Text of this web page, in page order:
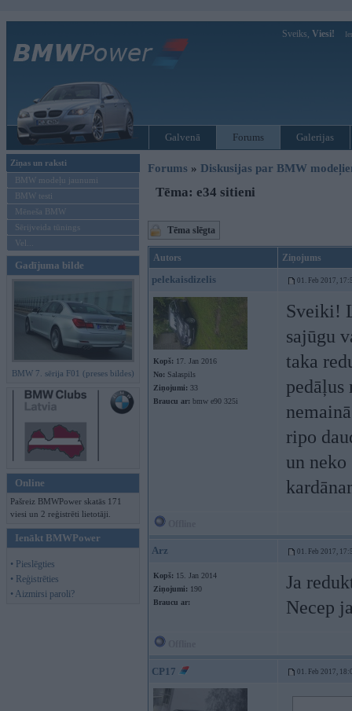
Sveiks, Viesi!
Galvenā Forums Galerijas
Ziņas un raksti
BMW modeļu jaunumi
BMW testi
Mēneša BMW
Sērijveida tūnings
Vel...
Gadījuma bilde
BMW 7. sērija F01 (preses bildes)
Online
Pašreiz BMWPower skatās 171
viesi un 2 reģistrēti lietotāji.
Ienākt BMWPower
• Pieslēgties
• Reģistrēties
• Aizmirsi paroli?
Forums » Diskusijas par BMW
Tēma: e34 sitieni
Tēma slēgta
Autors Ziņojums
pelekaisdizelis 01. Feb 2017,
Kopš: 17. Jan 2016
No: Salaspils
Ziņojumi: 33
Braucu ar: bmw e90 325i
Sveiki!
sajūgu
taka
pedāļus
ripo
un
Arz 01. Feb 2017,
Kopš: 15. Jan 2014
Ziņojumi: 190
Braucu ar:
Ja
Necep
CP17 01. Feb 2017,